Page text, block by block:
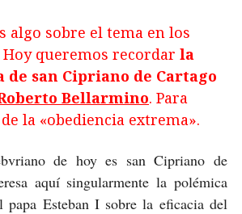
algo sobre el tema en los
queremos recordar la
de san Cipriano de Cartago
Bellarmino. Para
la «obediencia extrema».
de hoy es san Cipriano de
aquí singularmente la polémica
Esteban I sobre la eficacia del